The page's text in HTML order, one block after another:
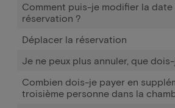
Comment puis-je modifier la date
réservation ?
Déplacer la réservation
Je ne peux plus annuler, que
Combien dois-je payer en
troisième personne dans la